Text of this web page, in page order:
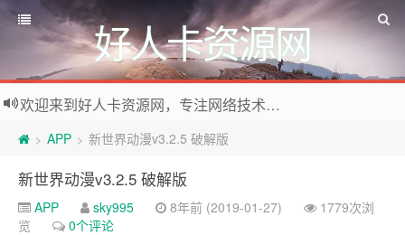
好人卡资源网
欢迎来到好人卡资源网，专注网络技术资源收集，我们不仅是网络资源的搬运工，也生产原创资源。寻找资源请留言或关注公众号:烈日下的男人
> APP > 新世界动漫v3.2.5 破解版
新世界动漫v3.2.5 破解版
APP sky995 8年前 (2019-01-27)
1779次浏
览
0个评论